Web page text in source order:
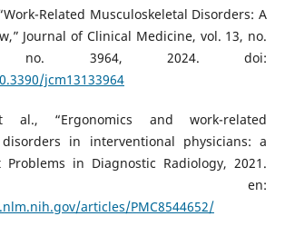
Related Musculoskeletal Disorders: A
Journal of Clinical Medicine, vol. 13, no.
3964, 2024. doi:
jcm13133964
“Ergonomics and work-related
disorders in interventional physicians: a
Problems in Diagnostic Radiology, 2021.
en:
articles/PMC8544652/